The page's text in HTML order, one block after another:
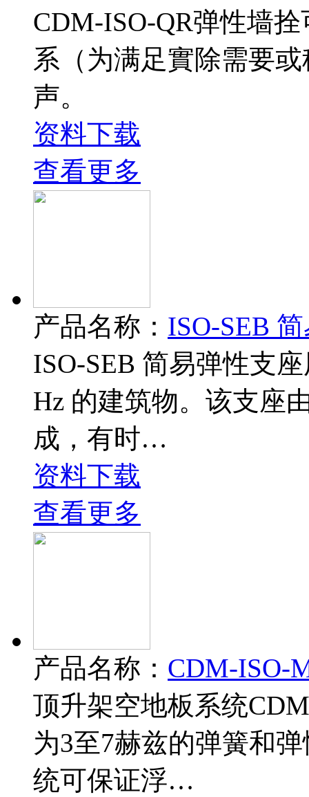
CDM-ISO-QR弹性墙
系（为满足實除需要
声。
资料下载
查看更多
产品名称： ISO-SEB
ISO-SEB 简易弹性支
Hz 的建筑物。该支座
成，有时…
资料下载
查看更多
产品名称： CDM-ISO-
顶升架空地板系统
为3至7赫兹的弹簧和
统可保证浮…